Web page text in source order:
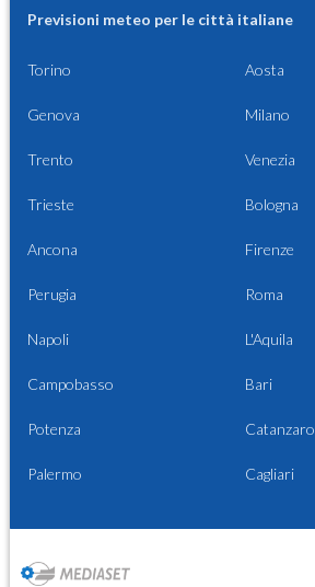
Previsioni meteo per le città italiane
Torino Aosta
Genova Milano
Trento Venezia
Trieste Bologna
Ancona Firenze
Perugia Roma
Napoli L'Aquila
Campobasso Bari
Potenza Catanzaro
Palermo Cagliari